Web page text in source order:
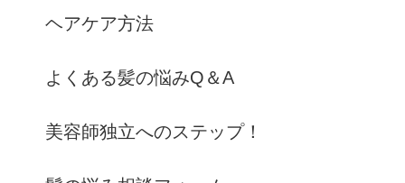
ヘアケア方法
よくある髪の悩みQ＆A
美容師独立へのステップ！